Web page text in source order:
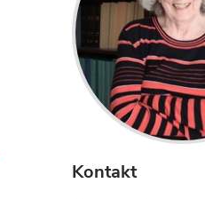
Kontakt